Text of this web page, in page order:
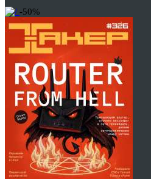
-50%